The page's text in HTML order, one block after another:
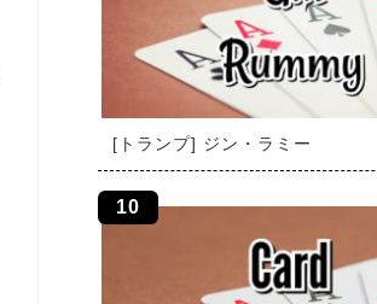
[トランプ] ジン・ラミー